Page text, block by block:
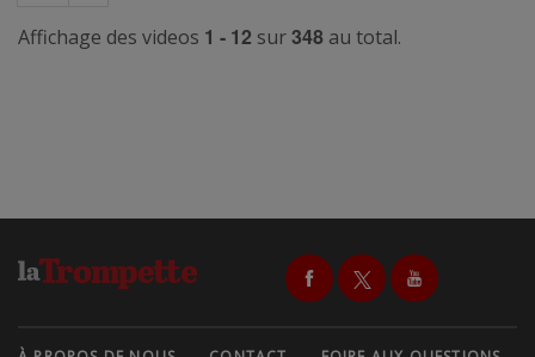
Affichage des videos 1 - 12 sur348 au total.